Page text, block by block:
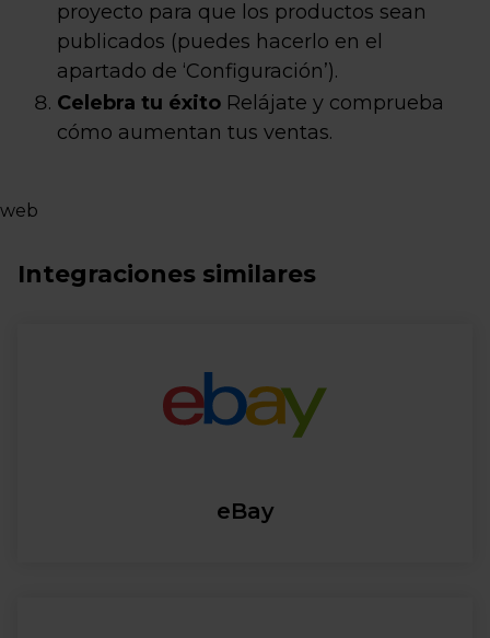
proyecto para que los productos sean
publicados (puedes hacerlo en el
apartado de ‘Configuración’).
Celebra tu éxito Relájate y comprueba
cómo aumentan tus ventas.
web
Integraciones similares
eBay